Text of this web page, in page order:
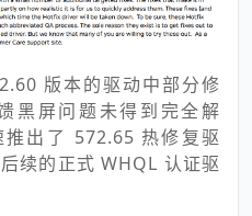
版本的驱动中部分修
黑屏问题未得到完全解
出了 572.65 热修复驱
续的正式 WHQL 认证驱